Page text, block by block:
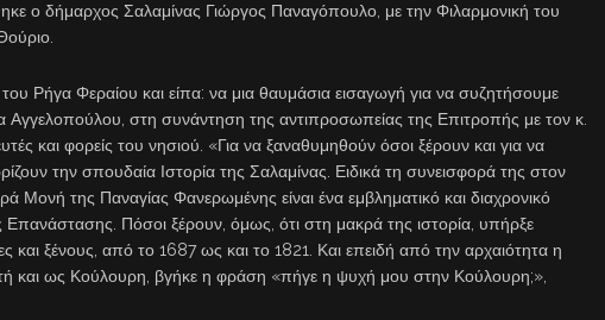
ο δήμαρχος Σαλαμίνας Γιώργος Παναγόπουλο, με την Φιλαρμονική του
Ρήγα Φεραίου και είπα: να μια θαυμάσια εισαγωγή για να συζητήσουμε
Αγγελοπούλου, στη συνάντηση της αντιπροσωπείας της Επιτροπής με τον κ.
και φορείς του νησιού. «Για να ξαναθυμηθούν όσοι ξέρουν και για να
την σπουδαία Ιστορία της Σαλαμίνας. Ειδικά τη συνεισφορά της στον
Μονή της Παναγίας Φανερωμένης είναι ένα εμβληματικό και διαχρονικό
Επανάστασης. Πόσοι ξέρουν, όμως, ότι στη μακρά της ιστορία, υπήρξε
και ξένους, από το 1687 ως και το 1821. Και επειδή από την αρχαιότητα η
και ως Κούλουρη, βγήκε η φράση «πήγε η ψυχή μου στην Κούλουρη;»,